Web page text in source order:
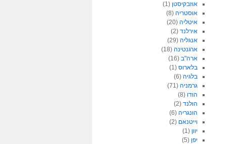
אוזבקיסטן (1)
אוסטריה (8)
איטליה (20)
אירלנד (2)
אנגליה (29)
ארגנטינה (18)
ארה"ב (16)
בלארוס (1)
בלגיה (6)
גרמניה (71)
הודו (8)
הולנד (2)
הונגריה (6)
וייטנאם (2)
יוון (1)
יפן (5)